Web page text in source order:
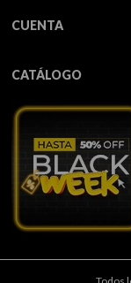
CUENTA
CATÁLOGO